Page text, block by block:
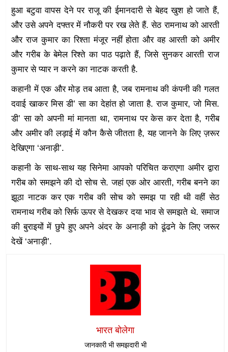
हुआ बटुवा वापस देने पर राजू की ईमानदारी से बेहद खुश हो जाते हैं,
और उसे अपने दफ्तर में नौकरी पर रख लेते हैं. सेठ रामनाथ को आरती
और राज कुमार का रिश्ता मंजूर नहीं होता और वह आरती को अमीर
और गरीब के बेमेल रिश्ते का पाठ पढ़ाते हैं, जिसे सुनकर आरती राज
कुमार से प्यार न करने का नाटक करती है.
कहानी में एक और मोड़ तब आता है, जब रामनाथ की कंपनी की गलत
दवाई खाकर मिस डी’ सा का देहांत हो जाता है. राज कुमार, जो मिस.
डी’ सा को अपनी मां मानता था, रामनाथ पर केस कर देता है, गरीब
और अमीर की लड़ाई में कौन कैसे जीतता है, यह जानने के लिए ज़रूर
देखिएगा ‘अनाड़ी’.
कहानी के साथ-साथ यह सिनेमा आपको परिचित कराएगा अमीर द्वारा
गरीब को समझने की दो सोच से. जहां एक ओर आरती, गरीब बनने का
झूठा नाटक कर एक गरीब की सोच को समझ पा रही थी वहीं सेठ
रामनाथ गरीब को सिर्फ ऊपर से देखकर दया भाव से समझते थे. समाज
की बुराइयों में छुपे हुए अपने अंदर के अनाड़ी को ढूंढने के लिए जरूर
देखें ‘अनाड़ी’.
भारत बोलेगा
जानकारी भी समझदारी भी